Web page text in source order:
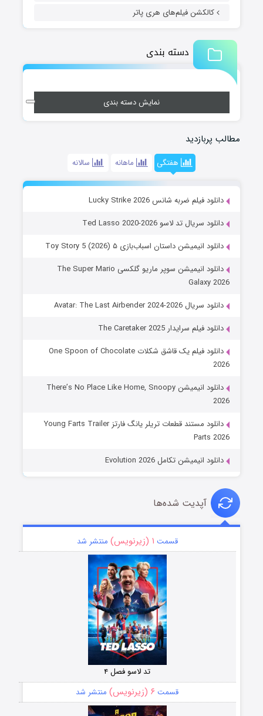
کالکشن فیلم‌های هری پاتر
دسته بندی
نمایش دسته بندی
مطالب پربازدید
هفتگی ماهانه سالانه
دانلود فیلم ضربه شانس Lucky Strike 2026
دانلود سریال تد لاسو Ted Lasso 2020-2026
دانلود انیمیشن داستان اسباب‌بازی ۵ Toy Story 5 (2026)
دانلود انیمیشن سوپر ماریو گلکسی The Super Mario
Galaxy 2026
دانلود سریال Avatar: The Last Airbender 2024-2026
دانلود فیلم سرایدار The Caretaker 2025
دانلود فیلم یک قاشق شکلات One Spoon of Chocolate
2026
دانلود انیمیشن There’s No Place Like Home, Snoopy
2026
دانلود مستند قطعات تریلر یانگ فارتز Young Farts Trailer
Parts 2026
دانلود انیمیشن تکامل Evolution 2026
آپدیت شده‌ها
قسمت ۱ (زیرنویس) منتشر شد
تد لاسو فصل ۴
قسمت ۶ (زیرنویس) منتشر شد